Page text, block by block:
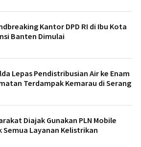
Kantor DPD RI di Ibu Kota
Banten Dimulai
Lepas Pendistribusian Air ke Enam
Terdampak Kemarau di Serang
Diajak Gunakan PLN Mobile
Semua Layanan Kelistrikan